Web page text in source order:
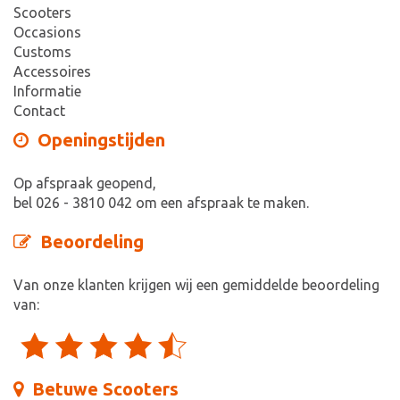
Scooters
Occasions
Customs
Accessoires
Informatie
Contact
Openingstijden
Op afspraak geopend,
bel 026 - 3810 042 om een afspraak te maken.
Beoordeling
Van onze klanten krijgen wij een gemiddelde beoordeling
van:
Betuwe Scooters